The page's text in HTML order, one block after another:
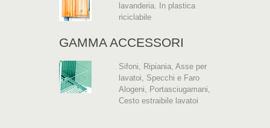
lavanderia. In plastica
riciclabile
GAMMA ACCESSORI
Sifoni, Ripiania, Asse per
lavatoi, Specchi e Faro
Alogeni, Portasciugamani,
Cesto estraibile lavatoi